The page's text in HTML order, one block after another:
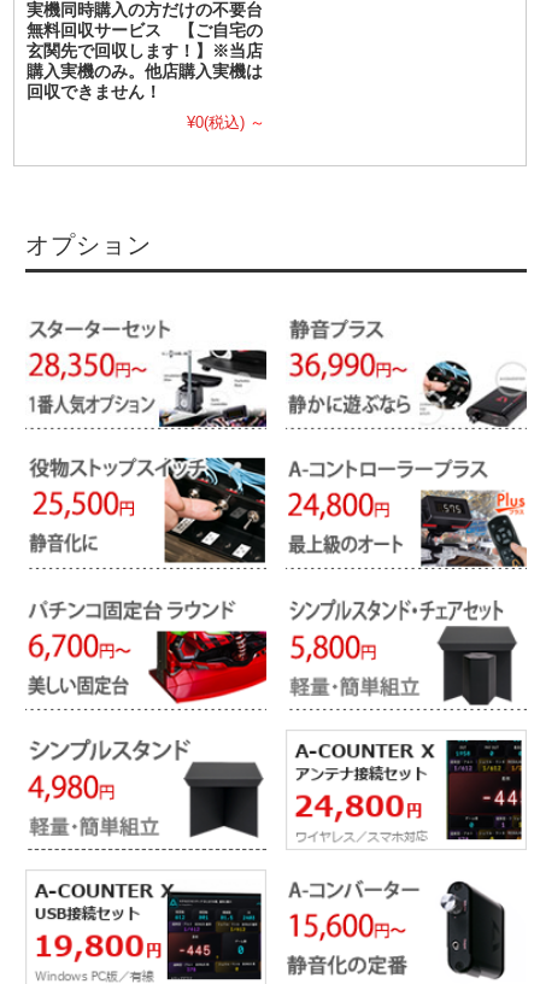
実機同時購入の方だけの不要台
無料回収サービス 【ご自宅の
玄関先で回収します！】※当店
購入実機のみ。他店購入実機は
回収できません！
¥0(税込) ～
オプション